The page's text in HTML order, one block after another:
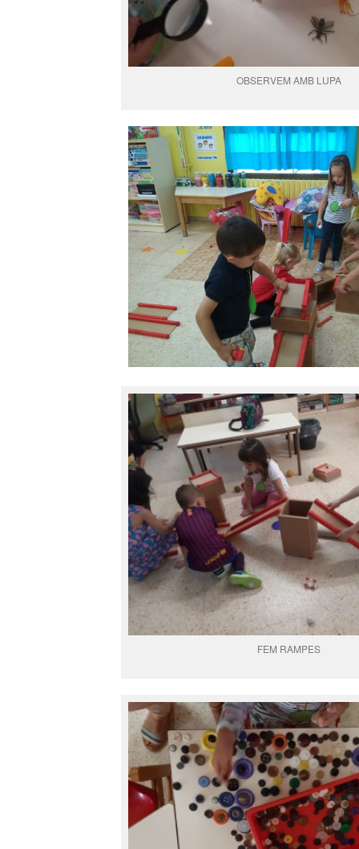
OBSERVEM AMB LUPA
FEM RAMPES